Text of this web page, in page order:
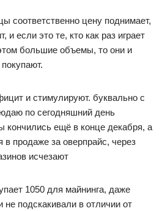
соответственно цену поднимает,
если это те, кто как раз играет
большие объемы, то они и
и стимулируют. буквально с
по сегодняшний день
кончились ещё в конце декабря, а
продаже за оверпрайс, через
исчезают
1050 для майнинга, даже
подскакивали в отличии от